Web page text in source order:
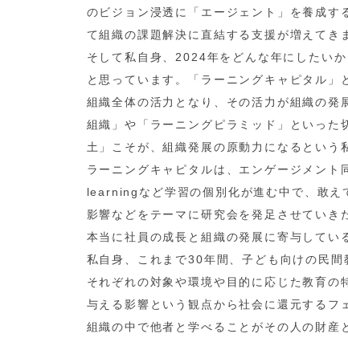
のビジョン浸透に「エージェント」を養成
て組織の課題解決に直結する支援が増えてき
そして私自身、2024年をどんな年にしたい
と思っています。「ラーニングキャピタル
組織全体の活力となり、その活力が組織の
組織」や「ラーニングピラミッド」といっ
土」こそが、組織発展の原動力になるという
ラーニングキャピタルは、エンゲージメン
learningなど学習の個別化が進む中で、敢え
影響などをテーマに研究会を発足させてい
本当に社員の成長と組織の発展に寄与してい
私自身、これまで30年間、子ども向けの民
それぞれの対象や環境や目的に応じた教育
与える影響という観点から社会に還元するフ
組織の中で他者と学べることがその人の財産